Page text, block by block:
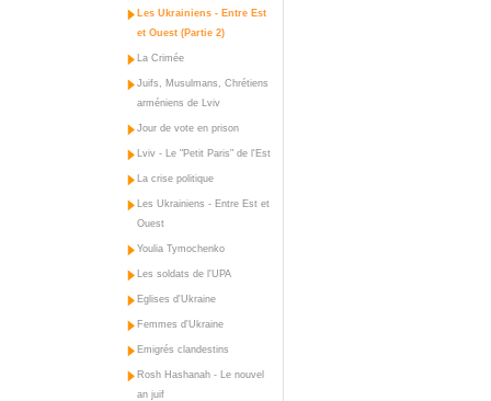
Les Ukrainiens - Entre Est
et Ouest (Partie 2)
La Crimée
Juifs, Musulmans, Chrétiens
arméniens de Lviv
Jour de vote en prison
Lviv - Le "Petit Paris" de l'Est
La crise politique
Les Ukrainiens - Entre Est et
Ouest
Youlia Tymochenko
Les soldats de l'UPA
Eglises d'Ukraine
Femmes d'Ukraine
Emigrés clandestins
Rosh Hashanah - Le nouvel
an juif